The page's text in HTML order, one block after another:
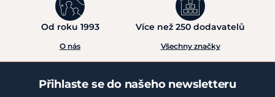
Od roku 1993
O nás
Více než 250 dodavatelů
Všechny značky
Přihlaste se do našeho newsletteru